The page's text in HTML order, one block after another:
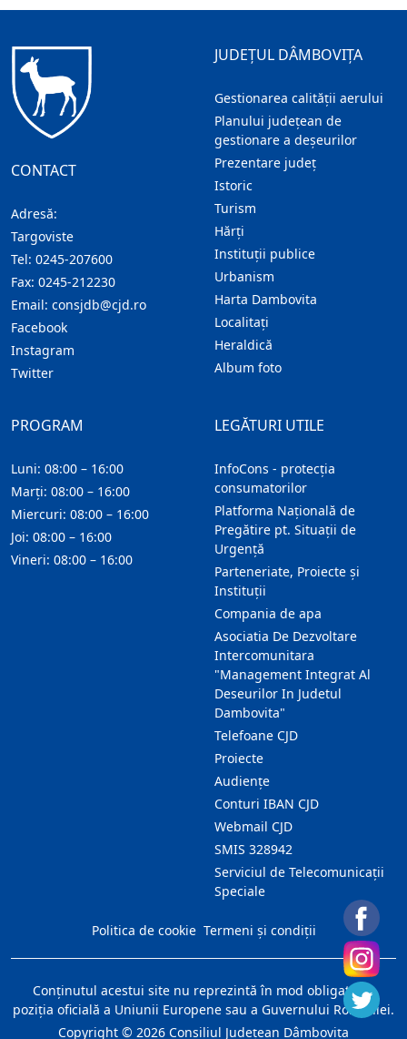
CONTACT
Adresă:
Targoviste
Tel: 0245-207600
Fax: 0245-212230
Email: consjdb@cjd.ro
Facebook
Instagram
Twitter
JUDEȚUL DÂMBOVIȚA
Gestionarea calității aerului
Planului județean de
gestionare a deșeurilor
Prezentare judeţ
Istoric
Turism
Hărţi
Instituţii publice
Urbanism
Harta Dambovita
Localitaţi
Heraldică
Album foto
LEGĂTURI UTILE
InfoCons - protecția
consumatorilor
Platforma Națională de
Pregătire pt. Situații de
Urgență
Parteneriate, Proiecte și
Instituții
Compania de apa
Asociatia De Dezvoltare
Intercomunitara
"Management Integrat Al
Deseurilor In Judetul
Dambovita"
Telefoane CJD
Proiecte
Audienţe
Conturi IBAN CJD
Webmail CJD
SMIS 328942
Serviciul de Telecomunicații
Speciale
PROGRAM
Luni: 08:00 – 16:00
Marți: 08:00 – 16:00
Miercuri: 08:00 – 16:00
Joi: 08:00 – 16:00
Vineri: 08:00 – 16:00
Politica de cookie Termeni și condiții
Conţinutul acestui site nu reprezintă în mod obligatoriu
poziţia oficială a Uniunii Europene sau a Guvernului României.
Copyright © 2026 Consiliul Judeţean Dâmboviţa